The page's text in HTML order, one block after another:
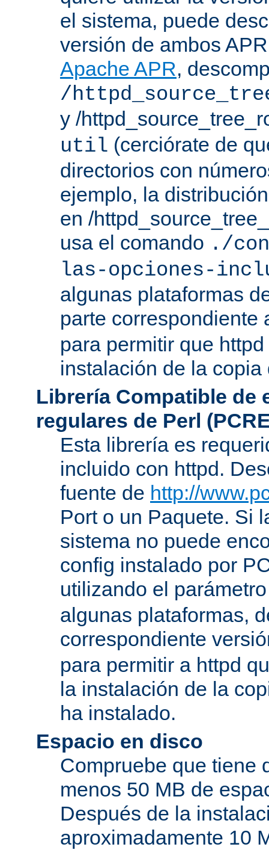
el sistema, puede
versión de ambos
Apache APR,
/
y /
util (cerciórate de
directorios con
ejemplo, la
en /
usa el comando ./
las-opciones-
algunas plataformas
parte
para permitir que
instalación de la
Librería Compatible de
regulares de Perl
Esta librería es
incluido con httpd.
fuente de http://
Port o un Paquete. Si
sistema no puede
config instalado por
utilizando el parámetro
algunas plataformas,
correspondiente
para permitir a httpd
la instalación de la
ha instalado.
Espacio en disco
Compruebe que tiene
menos 50 MB de
Después de la
aproximadamente 10